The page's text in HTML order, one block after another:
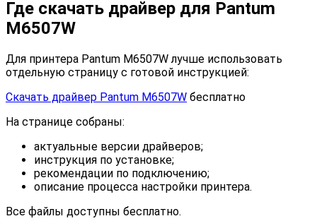
Где скачать драйвер для Pantum
M6507W
Для принтера Pantum M6507W лучше использовать
отдельную страницу с готовой инструкцией:
Скачать драйвер Pantum M6507W бесплатно
На странице собраны:
актуальные версии драйверов;
инструкция по установке;
рекомендации по подключению;
описание процесса настройки принтера.
Все файлы доступны бесплатно.